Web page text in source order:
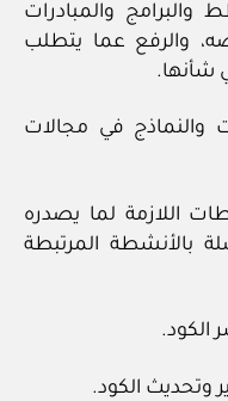
والمبادرات
والرفع عما يتطلب
شأنها.
والنماذج في مجالات
اللازمة لما يصدره
بالأنشطة المرتبطة